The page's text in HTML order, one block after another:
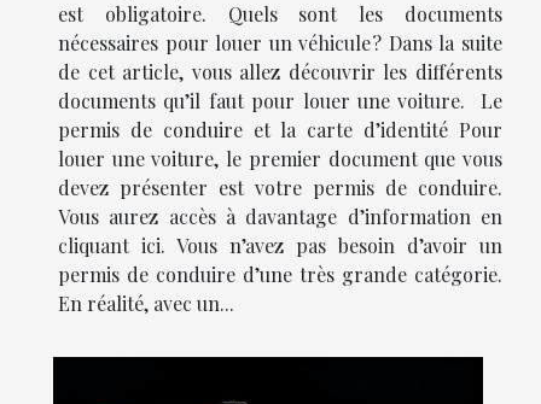
est obligatoire. Quels sont les documents
nécessaires pour louer un véhicule ? Dans la suite
de cet article, vous allez découvrir les différents
documents qu’il faut pour louer une voiture. Le
permis de conduire et la carte d’identité Pour
louer une voiture, le premier document que vous
devez présenter est votre permis de conduire.
Vous aurez accès à davantage d’information en
cliquant ici. Vous n’avez pas besoin d’avoir un
permis de conduire d’une très grande catégorie.
En réalité, avec un...